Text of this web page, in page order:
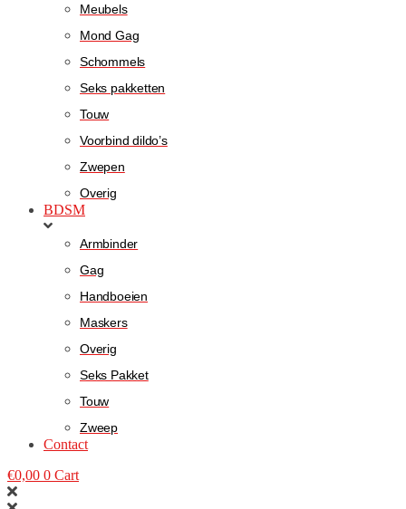
Meubels
Mond Gag
Schommels
Seks pakketten
Touw
Voorbind dildo’s
Zwepen
Overig
BDSM
Armbinder
Gag
Handboeien
Maskers
Overig
Seks Pakket
Touw
Zweep
Contact
€0,00 0 Cart